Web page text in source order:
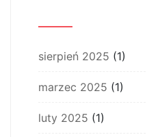
sierpień 2025 (1)
marzec 2025 (1)
luty 2025 (1)